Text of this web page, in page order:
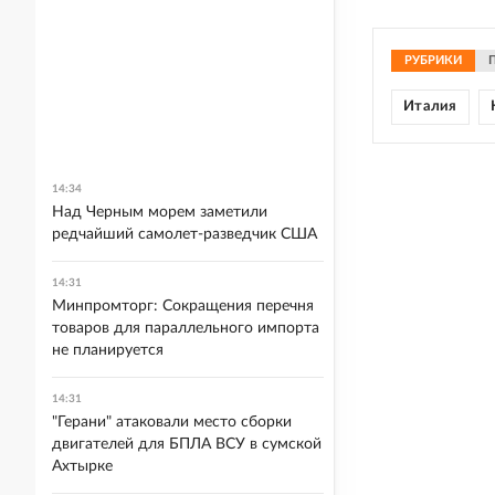
РУБРИКИ
Италия
14:34
Над Черным морем заметили
редчайший самолет-разведчик США
14:31
Минпромторг: Сокращения перечня
товаров для параллельного импорта
не планируется
14:31
"Герани" атаковали место сборки
двигателей для БПЛА ВСУ в сумской
Ахтырке